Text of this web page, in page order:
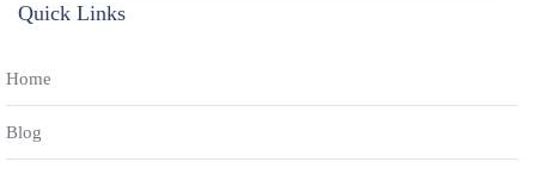
Quick Links
Home
Blog